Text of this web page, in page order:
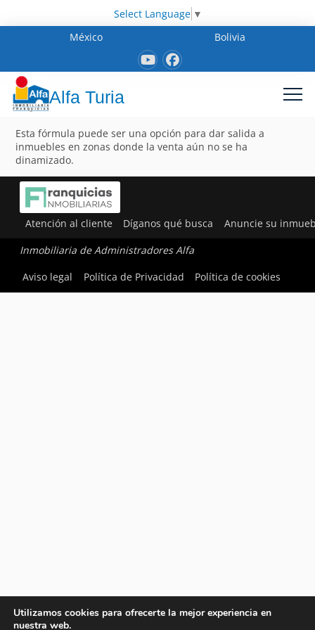
Select Language ▼
México
Bolivia
Alfa Turia
Esta fórmula puede ser una opción para dar salida a
inmuebles en zonas donde la venta aún no se ha
dinamizado.
Atención al cliente Díganos qué busca Anuncie su
Inmobiliaria de Administradores Alfa
Aviso legal
Política de Privacidad Política de cookies
Utilizamos cookies para ofrecerte la mejor experiencia en
nuestra web.